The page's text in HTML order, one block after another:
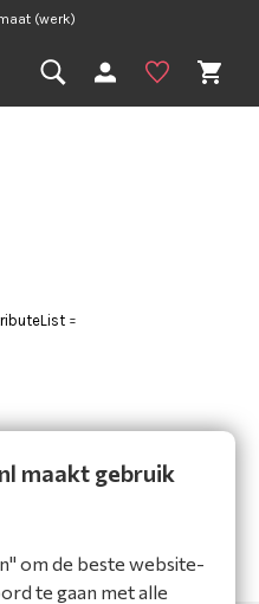
(werk)
=
maakt gebruik
om de beste website-
te gaan met alle